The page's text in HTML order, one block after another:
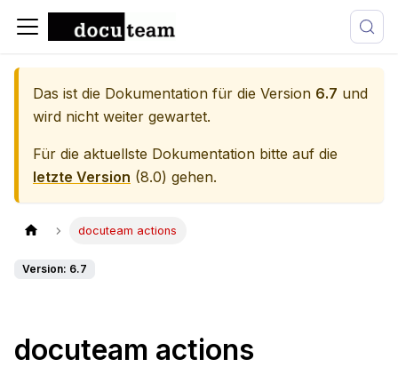
Das ist die Dokumentation für die Version 6.7 und
wird nicht weiter gewartet.
Für die aktuellste Dokumentation bitte auf die
letzte Version (8.0) gehen.
docuteam actions
Version: 6.7
docuteam actions